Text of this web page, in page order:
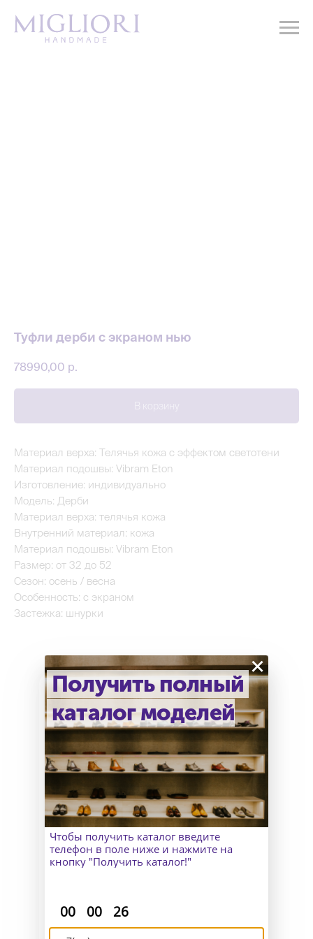
Туфли дерби с экраном нью
78990,00 р.
Материал верха: Телячья кожа с эффектом светотени
Материал подошвы: Vibram Eton
Изготовление: индивидуально
Модель: Дерби
Материал верха: телячья кожа
Внутренний материал: кожа
Материал подошвы: Vibram Eton
Размер: от 32 до 52
Сезон: осень / весна
Особенность: с экраном
Застежка: шнурки
Доставка и возврат
В Москве к Вам приедет
замерщик, а для клиентов
из других городов организуем
удаленный пошив и отправим
макеты для снятия мерок.
Как узнать точный размер?
Получить полный
каталог моделей
×
Чтобы получить каталог введите
телефон в поле ниже и нажмите на
кнопку "Получить каталог!"
00 00 26